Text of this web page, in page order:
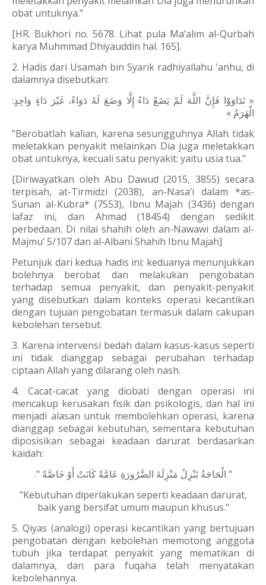
obat untuknya."
[HR. Bukhori no. 5678. Lihat pula Ma’alim al-Qurbah
karya Muhmmad Dhiyauddin hal. 165].
2. Hadis dari Usamah bin Syarik radhiyallahu 'anhu, di
dalamnya disebutkan:
« تَدَاوَوْا فَإِنَّ اللَّهَ لَمْ يَضَعْ دَاءً إِلَّا وَضَعَ لَهُ دَوَاءً، غَيْرَ دَاءٍ وَاحِدٍ:
الْهَرَمُ »
"Berobatlah kalian, karena sesungguhnya Allah tidak
meletakkan penyakit melainkan Dia juga meletakkan
obat untuknya, kecuali satu penyakit: yaitu usia tua."
[Diriwayatkan oleh Abu Dawud (2015, 3855) secara
terpisah, at-Tirmidzi (2038), an-Nasa’i dalam *as-
Sunan al-Kubra* (7553), Ibnu Majah (3436) dengan
lafaz ini, dan Ahmad (18454) dengan sedikit
perbedaan. Di nilai shahih oleh an-Nawawi dalam al-
Majmu’ 5/107 dan al-Albani Shahih Ibnu Majah]
Petunjuk dari kedua hadis ini: keduanya menunjukkan
bolehnya berobat dan melakukan pengobatan
terhadap semua penyakit, dan penyakit-penyakit
yang disebutkan dalam konteks operasi kecantikan
dengan tujuan pengobatan termasuk dalam cakupan
kebolehan tersebut.
3. Karena intervensi bedah dalam kasus-kasus seperti
ini tidak dianggap sebagai perubahan terhadap
ciptaan Allah yang dilarang oleh nash.
4. Cacat-cacat yang diobati dengan operasi ini
mencakup kerusakan fisik dan psikologis, dan hal ini
menjadi alasan untuk membolehkan operasi, karena
dianggap sebagai kebutuhan, sementara kebutuhan
diposisikan sebagai keadaan darurat berdasarkan
kaidah:
" الْحَاجَةُ تَنْزِلُ مَنْزِلَةَ الضَّرُورَةِ عَامَّةً كَانَتْ أَوْ خَاصَّةً ".
"Kebutuhan diperlakukan seperti keadaan darurat,
baik yang bersifat umum maupun khusus."
5. Qiyas (analogi) operasi kecantikan yang bertujuan
pengobatan dengan kebolehan memotong anggota
tubuh jika terdapat penyakit yang mematikan di
dalamnya, dan para fuqaha telah menyatakan
kebolehannya.